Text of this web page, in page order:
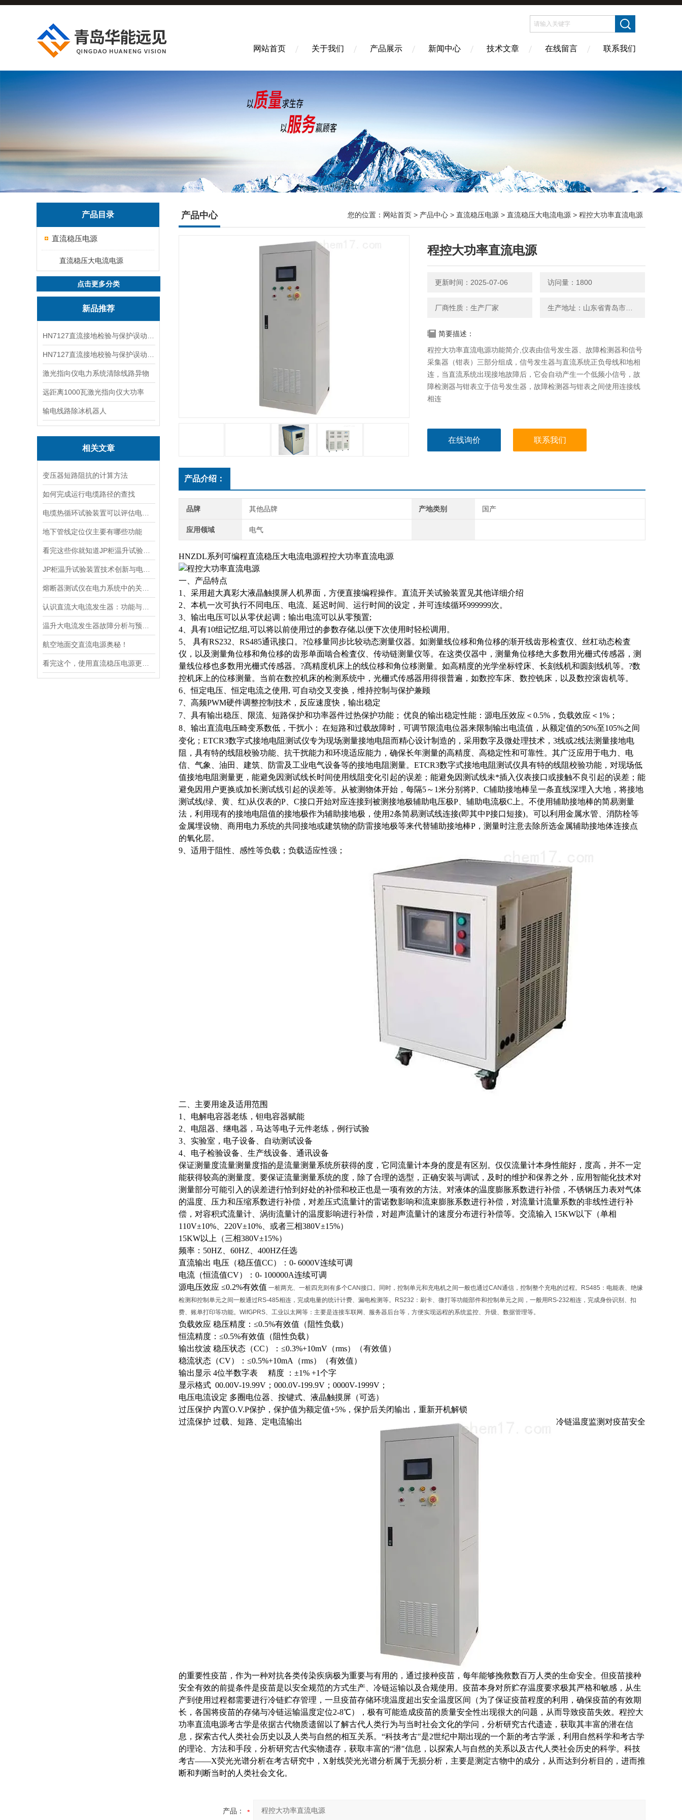
网站首页 关于我们 产品展示 新闻中心 技术文章 在线留言 联系我们
产品目录
直流稳压电源
直流稳压大电流电源
点击更多分类
新品推荐
激光指向仪电力系统清除线路异物
远距离1000瓦激光指向仪大功率
输电线路除冰机器人
相关文章
变压器短路阻抗的计算方法
如何完成运行电缆路径的查找
地下管线定位仪主要有哪些功能
航空地面交直流电源奥秘！
产品中心 您的位置： 网站首页 > 产品中心 > 直流稳压电源 > 直流稳压大电流电源 > 程控大功率直流电源
程控大功率直流电源
更新时间：2025-07-06 访问量：1800
厂商性质：生产厂家
简要描述：
程控大功率直流电源功能简介,仪表由信号发生器、故障检测器和信号
采集器（钳表）三部分组成，信号发生器与直流系统正负母线和地相
连，当直流系统出现接地故障后，它会自动产生一个低频小信号，故
障检测器与钳表立于信号发生器，故障检测器与钳表之间使用连接线
相连
在线询价 联系我们
产品介绍：
品牌 其他品牌 产地类别 国产
应用领域 电气
HNZDL系列可编程直流稳压大电流电源程控大功率直流电源
一、产品特点
1、采用超大真彩大液晶触摸屏人机界面，方便直接编程操作。直流开关试验装置见其他详细介绍
2、本机一次可执行不同电压、电流、延迟时间、运行时间的设定，并可连续循环999999次。
3、输出电压可以从零伏起调；输出电流可以从零预置;
4、具有10组记忆组,可以将以前使用过的参数存储,以便下次使用时轻松调用。
5、 具有RS232、RS485通讯接口。?位移量同步比较动态测量仪器。如测量线位移和角位移的渐开线齿形检査仪、丝杠动态检査
仪，以及测量角位移和角位移的齿形单面啮合检査仪、传动链测量仪等。在这类仪器中，测量角位移绝大多数用光栅式传感器，测
量线位移也多数用光栅式传感器。?髙精度机床上的线位移和角位移测量。如高精度的光学坐标镗床、长刻线机和圆刻线机等。?数
控机床上的位移测量。当前在数控机床的检测系统中，光栅式传感器用得很普遍，如数控车床、数控铣床，以及数控滚齿机等。
6、恒定电压、恒定电流之使用, 可自动交叉变换，维持控制与保护兼顾
7、高频PWM硬件调整控制技术，反应速度快，输出稳定
7、具有输出稳压、限流、短路保护和功率器件过热保护功能； 优良的输出稳定性能：源电压效应＜0.5%，负载效应＜1%；
8、输出直流电压畸变系数低，干扰小； 在短路和过载故障时，可调节限流电位器来限制输出电流值，从额定值的50%至105%之间
变化；ETCR3数字式接地电阻测试仪专为现场测量接地电阻而精心设计制造的，采用数字及微处理技术，3线或2线法测量接地电
阻，具有特的线阻校验功能、抗干扰能力和环境适应能力，确保长年测量的高精度、高稳定性和可靠性。其广泛应用于电力、电
信、气象、油田、建筑、防雷及工业电气设备等的接地电阻测量。ETCR3数字式接地电阻测试仪具有特的线阻校验功能，对现场低
值接地电阻测量更，能避免因测试线长时间使用线阻变化引起的误差；能避免因测试线未*插入仪表接口或接触不良引起的误差；能
避免因用户更换或加长测试线引起的误差等。从被测物体开始，每隔5～1米分别将P、C辅助接地棒呈一条直线深埋入大地，将接地
测试线(绿、黄、红)从仪表的P、C接口开始对应连接到被测接地极辅助电压极P、辅助电流极C上。不使用辅助接地棒的简易测量
法，利用现有的接地电阻值的接地极作为辅助接地极，使用2条简易测试线连接(即其中P接口短接)。可以利用金属水管、消防栓等
金属埋设物、商用电力系统的共同接地或建筑物的防雷接地极等来代替辅助接地棒P，测量时注意去除所选金属辅助接地体连接点
的氧化层。
9、适用于阻性、感性等负载；负载适应性强；
二、主要用途及适用范围
1、电解电容器老练，钽电容器赋能
2、电阻器、继电器，马达等电子元件老练，例行试验
3、实验室，电子设备、自动测试设备
4、电子检验设备、生产线设备、通讯设备
保证测量度流量测量度指的是流量测量系统所获得的度，它同流量计本身的度是有区别。仅仅流量计本身性能好，度高，并不一定
能获得较高的测量度。要保证流量测量系统的度，除了合理的选型，正确安装与调试，及时的维护和保养之外，应用智能化技术对
测量部分可能引入的误差进行恰到好处的补偿和校正也是一项有效的方法。对液体的温度膨胀系数进行补偿，不锈钢压力表对气体
的温度、压力和压缩系数进行补偿，对差压式流量计的雷诺数影响和流束膨胀系数进行补偿，对流量计流量系数的非线性进行补
偿，对容积式流量计、涡街流量计的温度影响进行补偿，对超声流量计的速度分布进行补偿等。交流输入 15KW以下（单相
110V±10%、220V±10%、或者三相380V±15%）
15KW以上（三相380V±15%）
频率： 50HZ、60HZ、400HZ任选
直流输出 电压（稳压值CC）：0- 6000V连续可调
电流（恒流值CV）：0- 100000A连续可调
源电压效应 ≤0.2%有效值 一桩两充、一桩四充则有多个CAN接口。同时，控制单元和充电机之间一般也通过CAN通信，控制整个充电的过程。RS485：电能表、绝缘
检测和控制单元之间一般通过RS-485相连，完成电量的统计计费、漏电检测等。RS232：刷卡、微打等功能部件和控制单元之间，一般用RS-232相连，完成身份识别、扣
费、账单打印等功能。WifGPRS、工业以太网等：主要是连接车联网、服务器后台等，方便实现远程的系统监控、升级、数据管理等。
负载效应 稳压精度： ≤0.5%有效值（阻性负载）
恒流精度： ≤0.5%有效值（阻性负载）
输出纹波 稳压状态（CC）：≤0.3%+10mV（rms）（有效值）
稳流状态（CV）：≤0.5%+10mA（rms）（有效值）
输出显示 4位半数字表 精度 ：±1% +1个字
显示格式 00.00V-19.99V；000.0V-199.9V；0000V-1999V；
电压电流设定 多圈电位器、按键式、液晶触摸屏（可选）
过压保护 内置O.V.P保护，保护值为额定值+5%，保护后关闭输出，重新开机解锁
过流保护 过载、短路、定电流输出 冷链温度监测对疫苗安全
的重要性疫苗，作为一种对抗各类传染疾病极为重要与有用的，通过接种疫苗，每年能够挽救数百万人类的生命安全。但疫苗接种
安全有效的前提条件是疫苗是以安全规范的方式生产、冷链运输以及合规使用。疫苗本身对所贮存温度要求极其严格和敏感，从生
产到使用过程都需要进行冷链贮存管理，一旦疫苗存储环境温度超出安全温度区间（为了保证疫苗程度的利用，确保疫苗的有效期
长，各国将疫苗的存储与冷链运输温度定位2-8℃），极有可能造成疫苗的质量安全性出现很大的问题，从而导致疫苗失效。程控大
功率直流电源考古学是依据古代物质遗留以了解古代人类行为与当时社会文化的学问，分析研究古代遗迹，获取其丰富的潜在信
息，探索古代人类社会历史以及人类与自然的相互关系。“科技考古"是2世纪中期出现的一个新的考古学派，利用自然科学和考古学
的理论、方法和手段，分析研究古代实物遗存，获取丰富的“潜"信息，以探索人与自然的关系以及古代人类社会历史的科学。科技
考古——X荧光光谱分析在考古研究中，X射线荧光光谱分析属于无损分析，主要是测定古物中的成分，从而达到分析目的，进而推
断和判断当时的人类社会文化。
产品：